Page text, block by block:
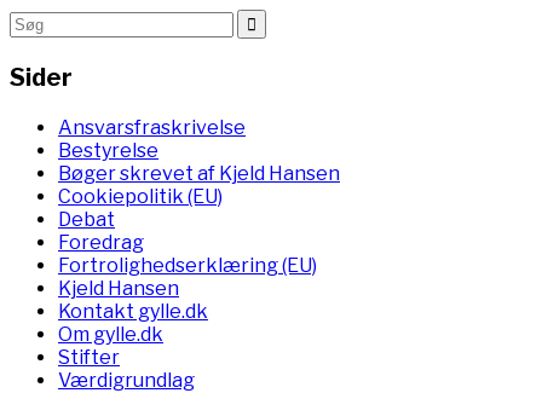
Sider
Ansvarsfraskrivelse
Bestyrelse
Bøger skrevet af Kjeld Hansen
Cookiepolitik (EU)
Debat
Foredrag
Fortrolighedserklæring (EU)
Kjeld Hansen
Kontakt gylle.dk
Om gylle.dk
Stifter
Værdigrundlag